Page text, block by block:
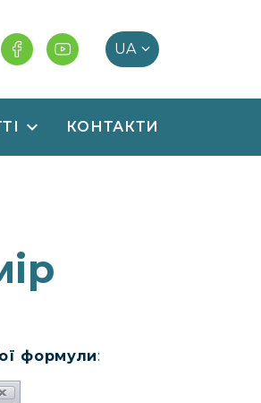
КОНТАКТИ
формули: